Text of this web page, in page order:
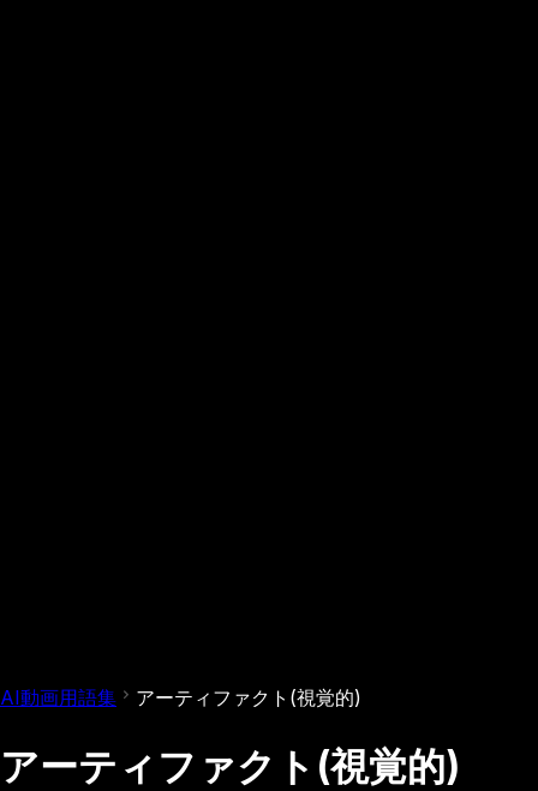
AI動画用語集 アーティファクト(視覚的)
アーティファクト(視覚的)